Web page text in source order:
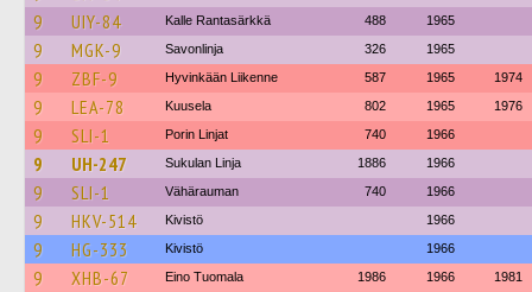
9 UIY-84 Kalle Rantasärkkä 488 1965
9 MGK-9 Savonlinja 326 1965
9 ZBF-9 Hyvinkään Liikenne 587 1965 1974
9 LEA-78 Kuusela 802 1965 1976
9 SLI-1 Porin Linjat 740 1966
9 UH-247 Sukulan Linja 1886 1966
9 SLI-1 Vähärauman 740 1966
9 HKV-514 Kivistö 1966
9 HG-333 Kivistö 1966
9 XHB-67 Eino Tuomala 1986 1966 1981